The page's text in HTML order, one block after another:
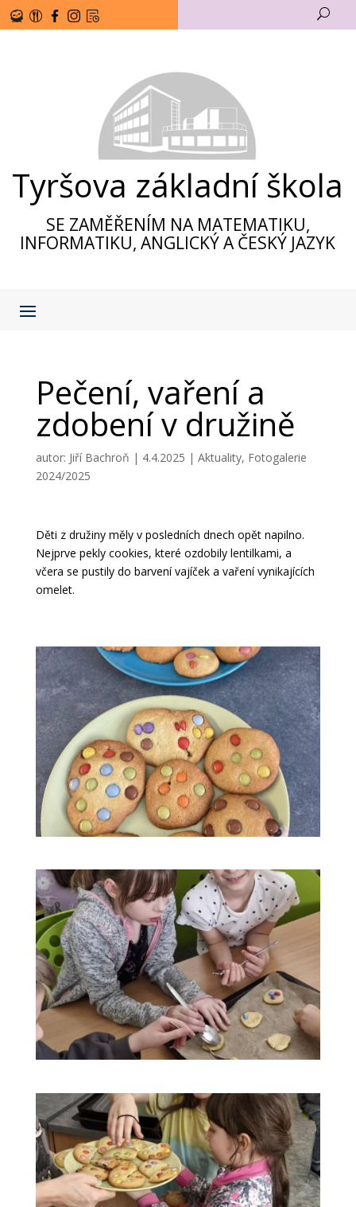
U
Tyršova základní škola
SE ZAMĚŘENÍM NA MATEMATIKU,
INFORMATIKU, ANGLICKÝ A ČESKÝ JAZYK
Pečení, vaření a
zdobení v družině
autor: Jiří Bachroň | 4.4.2025 | Aktuality, Fotogalerie
2024/2025
Děti z družiny měly v posledních dnech opět napilno.
Nejprve pekly cookies, které ozdobily lentilkami, a
včera se pustily do barvení vajíček a vaření vynikajících
omelet.